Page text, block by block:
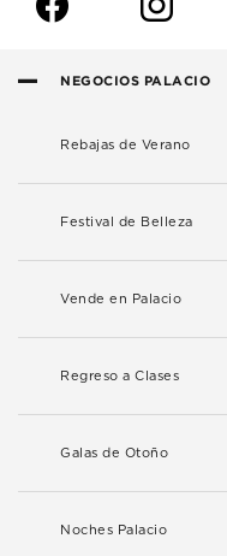
NEGOCIOS PALACIO
Rebajas de Verano
Festival de Belleza
Vende en Palacio
Regreso a Clases
Galas de Otoño
Noches Palacio